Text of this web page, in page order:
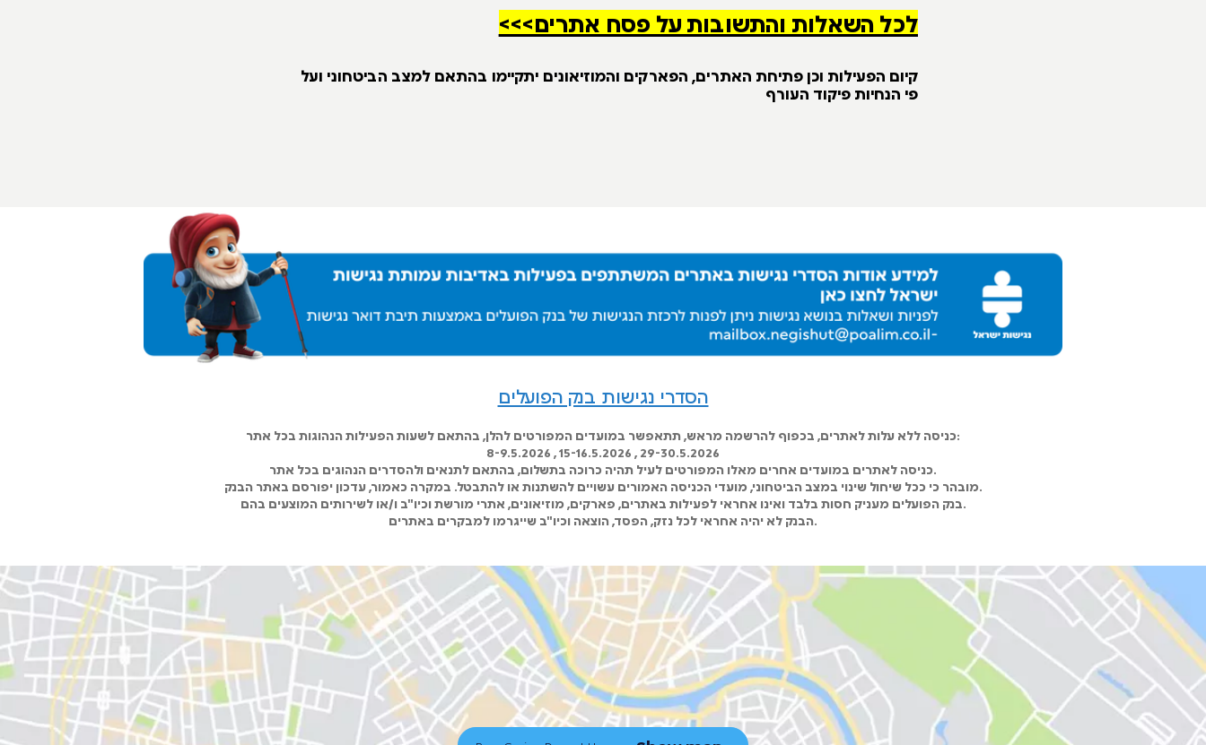
לכל השאלות והתשובות על פסח אתרים>>>
קיום הפעילות וכן פתיחת האתרים, הפארקים והמוזיאונים יתקיימו בהתאם למצב הביטחוני ועל
פי הנחיות פיקוד העורף
הסדרי נגישות בנק הפועלים
כניסה ללא עלות לאתרים, בכפוף להרשמה מראש, תתאפשר במועדים המפורטים להלן, בהתאם לשעות הפעילות הנהוגות בכל אתר:
8-9.5.2026 , 15-16.5.2026 , 29-30.5.2026
כניסה לאתרים במועדים אחרים מאלו המפורטים לעיל תהיה כרוכה בתשלום, בהתאם לתנאים ולהסדרים הנהוגים בכל אתר.
מובהר כי ככל שיחול שינוי במצב הביטחוני, מועדי הכניסה האמורים עשויים להשתנות או להתבטל. במקרה כאמור, עדכון יפורסם באתר הבנק.
בנק הפועלים מעניק חסות בלבד ואינו אחראי לפעילות באתרים, פארקים, מוזיאונים, אתרי מורשת וכיו"ב ו/או לשירותים המוצעים בהם.
הבנק לא יהיה אחראי לכל נזק, הפסד, הוצאה וכיו"ב שייגרמו למבקרים באתרים.